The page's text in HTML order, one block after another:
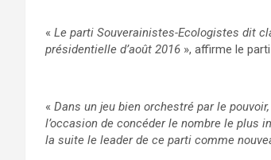
« Le parti Souverainistes-Ecologistes dit
présidentielle d’août 2016 », affirme le
« Dans un jeu bien orchestré par le
l’occasion de concéder le nombre le plus
la suite le leader de ce parti comme